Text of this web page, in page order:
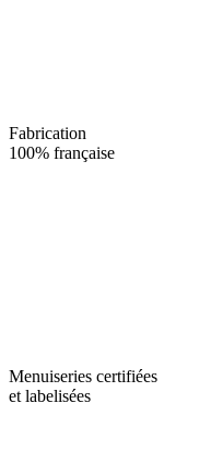
Fabrication
100% française
Menuiseries certifiées
et labelisées